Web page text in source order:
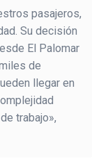
pasajeros,
Su decisión
El Palomar
de
llegar en
trabajo»,